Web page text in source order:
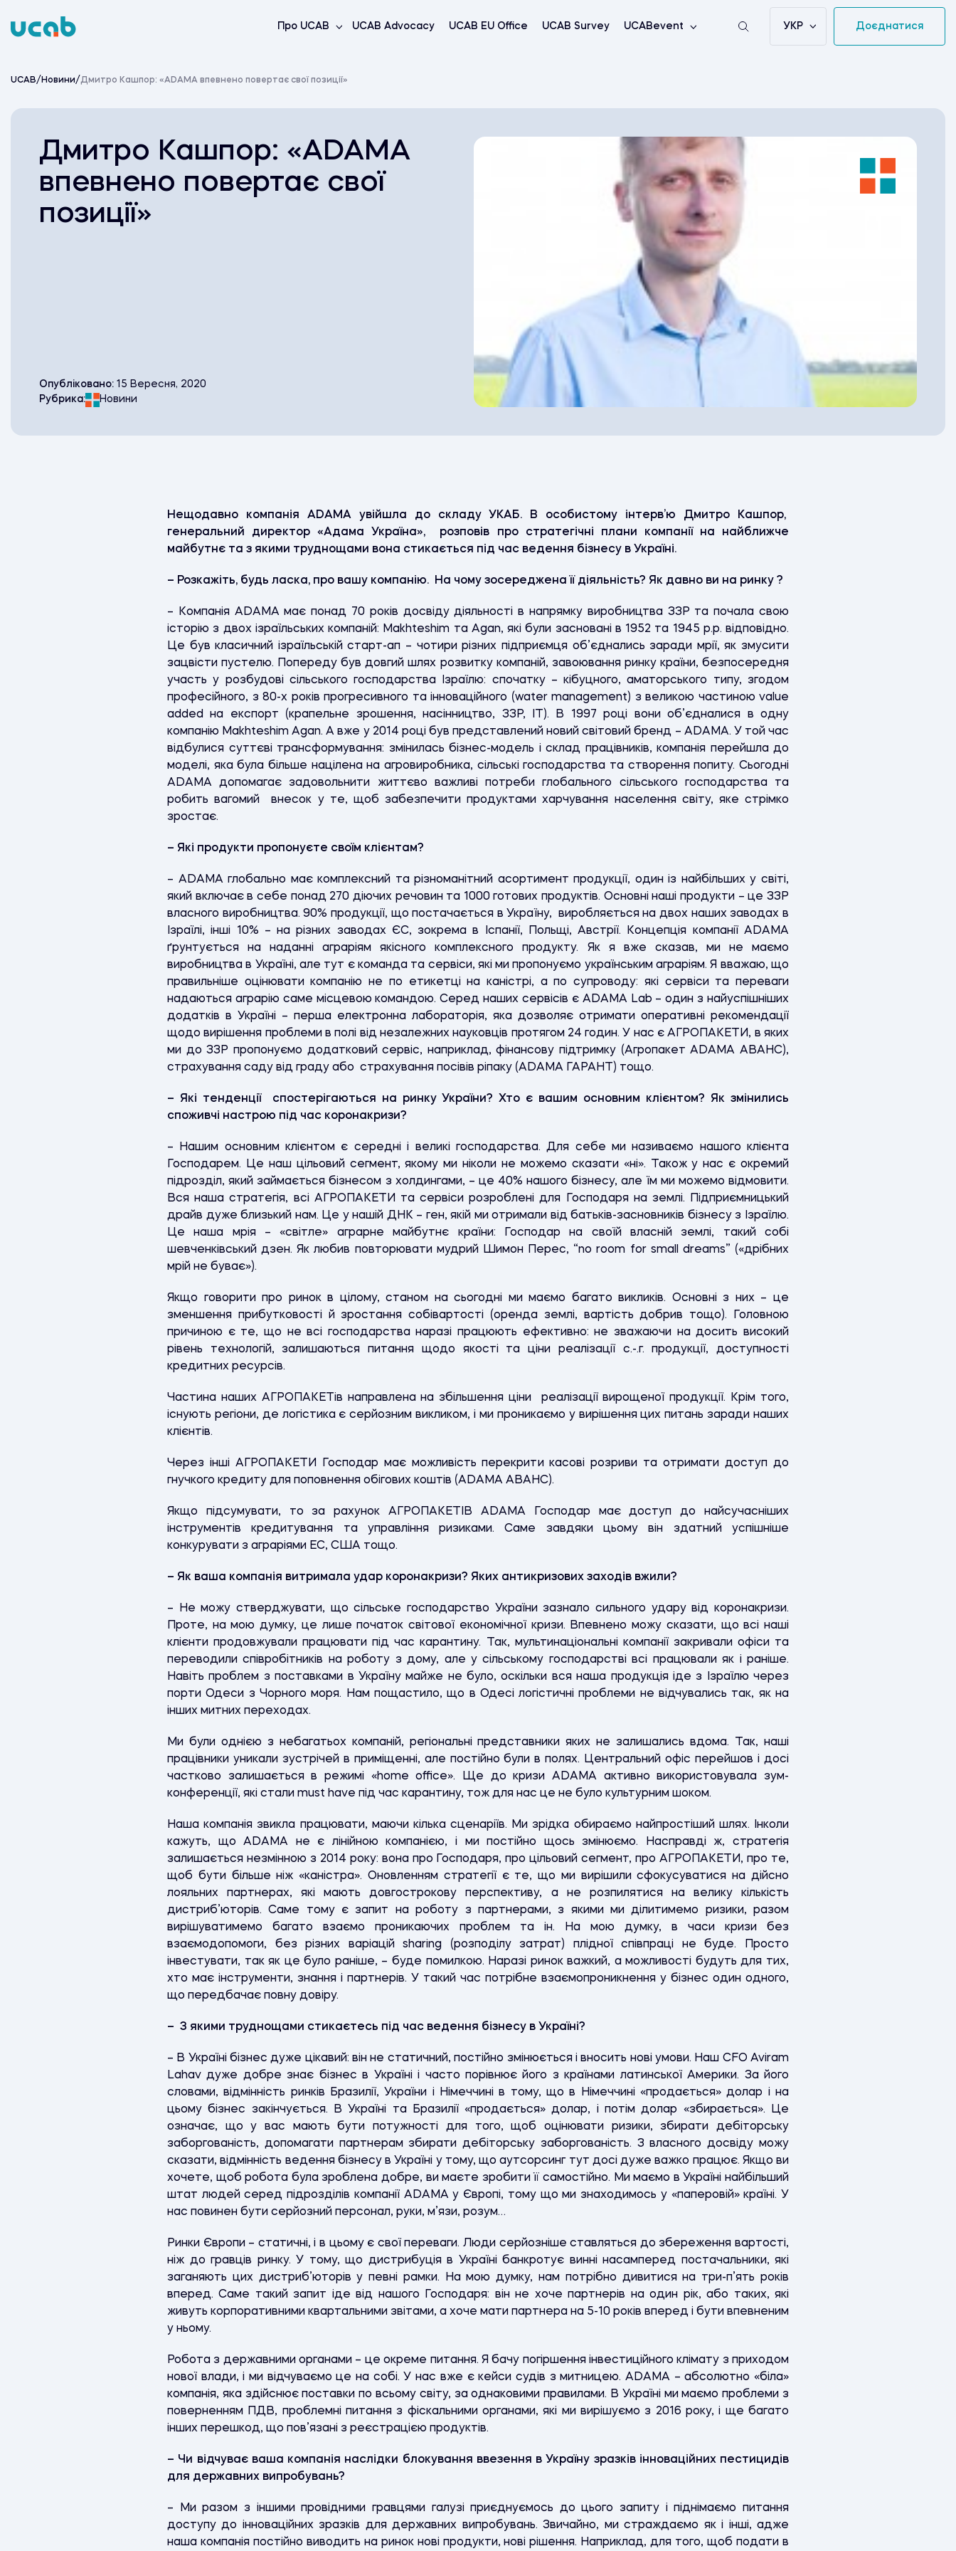
to
Про UCAB UCAB Advocacy UCAB EU Office UCAB Survey UCABevent УКР Доєднатися
UCAB/ Новини/Дмитро Кашпор: «ADAMA впевнено повертає свої позиції»
Дмитро Кашпор: «ADAMA
впевнено повертає свої
позиції»
Опубліковано: 15 Вересня, 2020
Рубрика:
Новини
Нещодавно компанія ADAMA увійшла до складу УКАБ. В особистому інтерв’ю Дмитро Кашпор,
генеральний директор «Адама Україна», розповів про стратегічні плани компанії на найближче
майбутнє та з якими труднощами вона стикається під час ведення бізнесу в Україні.
– Розкажіть, будь ласка, про вашу компанію. На чому зосереджена її діяльність? Як давно ви на ринку ?
– Компанія ADAMA має понад 70 років досвіду діяльності в напрямку виробництва ЗЗР та почала свою
історію з двох ізраїльських компаній: Makhteshim та Agan, які були засновані в 1952 та 1945 р.р. відповідно.
Це був класичний ізраїльській старт-ап – чотири різних підприємця об’єднались заради мрії, як змусити
зацвісти пустелю. Попереду був довгий шлях розвитку компаній, завоювання ринку країни, безпосередня
участь у розбудові сільського господарства Ізраїлю: спочатку – кібуцного, аматорського типу, згодом
професійного, з 80-х років прогресивного та інноваційного (water management) з великою частиною value
added на експорт (крапельне зрошення, насінництво, ЗЗР, IT). В 1997 році вони об’єдналися в одну
компанію Makhteshim Agan. А вже у 2014 році був представлений новий світовий бренд – ADAMA. У той час
відбулися суттєві трансформування: змінилась бізнес-модель і склад працівників, компанія перейшла до
моделі, яка була більше націлена на агровиробника, сільські господарства та створення попиту. Сьогодні
ADAMA допомагає задовольнити життєво важливі потреби глобального сільського господарства та
робить вагомий внесок у те, щоб забезпечити продуктами харчування населення світу, яке стрімко
зростає.
– Які продукти пропонуєте своїм клієнтам?
– ADAMA глобально має комплексний та різноманітний асортимент продукції, один із найбільших у світі,
який включає в себе понад 270 діючих речовин та 1000 готових продуктів. Основні наші продукти – це ЗЗР
власного виробництва. 90% продукції, що постачається в Україну, виробляється на двох наших заводах в
Ізраїлі, інші 10% – на різних заводах ЄС, зокрема в Іспанії, Польщі, Австрії. Концепція компанії ADAMA
ґрунтується на наданні аграріям якісного комплексного продукту. Як я вже сказав, ми не маємо
виробництва в Україні, але тут є команда та сервіси, які ми пропонуємо українським аграріям. Я вважаю, що
правильніше оцінювати компанію не по етикетці на каністрі, а по супроводу: які сервіси та переваги
надаються аграрію саме місцевою командою. Серед наших сервісів є ADAMA Lab – один з найуспішніших
додатків в Україні – перша електронна лабораторія, яка дозволяє отримати оперативні рекомендації
щодо вирішення проблеми в полі від незалежних науковців протягом 24 годин. У нас є АГРОПАКЕТИ, в яких
ми до ЗЗР пропонуємо додатковий сервіс, наприклад, фінансову підтримку (Агропакет ADAMA АВАНС),
страхування саду від граду або страхування посівів ріпаку (ADAMA ГАРАНТ) тощо.
– Які тенденції спостерігаються на ринку України? Хто є вашим основним клієнтом? Як змінились
споживчі настрою під час коронакризи?
– Нашим основним клієнтом є середні і великі господарства. Для себе ми називаємо нашого клієнта
Господарем. Це наш цільовий сегмент, якому ми ніколи не можемо сказати «ні». Також у нас є окремий
підрозділ, який займається бізнесом з холдингами, – це 40% нашого бізнесу, але їм ми можемо відмовити.
Вся наша стратегія, всі АГРОПАКЕТИ та сервіси розроблені для Господаря на землі. Підприємницький
драйв дуже близький нам. Це у нашій ДНК – ген, якій ми отримали від батьків-засновників бізнесу з Ізраїлю.
Це наша мрія – «світле» аграрне майбутнє країни: Господар на своїй власній землі, такий собі
шевченківський дзен. Як любив повторювати мудрий Шимон Перес, “no room for small dreams” («дрібних
мрій не буває»).
Якщо говорити про ринок в цілому, станом на сьогодні ми маємо багато викликів. Основні з них – це
зменшення прибутковості й зростання собівартості (оренда землі, вартість добрив тощо). Головною
причиною є те, що не всі господарства наразі працюють ефективно: не зважаючи на досить високий
рівень технологій, залишаються питання щодо якості та ціни реалізації с.-.г. продукції, доступності
кредитних ресурсів.
Частина наших АГРОПАКЕТів направлена на збільшення ціни реалізації вирощеної продукції. Крім того,
існують регіони, де логістика є серйозним викликом, і ми проникаємо у вирішення цих питань заради наших
клієнтів.
Через інші АГРОПАКЕТИ Господар має можливість перекрити касові розриви та отримати доступ до
гнучкого кредиту для поповнення обігових коштів (ADAMA АВАНС).
Якщо підсумувати, то за рахунок АГРОПАКЕТІВ ADAMA Господар має доступ до найсучасніших
інструментів кредитування та управління ризиками. Саме завдяки цьому він здатний успішніше
конкурувати з аграріями ЕС, США тощо.
– Як ваша компанія витримала удар коронакризи? Яких антикризових заходів вжили?
– Не можу стверджувати, що сільське господарство України зазнало сильного удару від коронакризи.
Проте, на мою думку, це лише початок світової економічної кризи. Впевнено можу сказати, що всі наші
клієнти продовжували працювати під час карантину. Так, мультинаціональні компанії закривали офіси та
переводили співробітників на роботу з дому, але у сільському господарстві всі працювали як і раніше.
Навіть проблем з поставками в Україну майже не було, оскільки вся наша продукція іде з Ізраїлю через
порти Одеси з Чорного моря. Нам пощастило, що в Одесі логістичні проблеми не відчувались так, як на
інших митних переходах.
Ми були однією з небагатьох компаній, регіональні представники яких не залишались вдома. Так, наші
працівники уникали зустрічей в приміщенні, але постійно були в полях. Центральний офіс перейшов і досі
частково залишається в режимі «home office». Ще до кризи ADAMA активно використовувала зум-
конференції, які стали must have під час карантину, тож для нас це не було культурним шоком.
Наша компанія звикла працювати, маючи кілька сценаріїв. Ми зрідка обираємо найпростіший шлях. Інколи
кажуть, що ADAMA не є лінійною компанією, і ми постійно щось змінюємо. Насправді ж, стратегія
залишається незмінною з 2014 року: вона про Господаря, про цільовий сегмент, про АГРОПАКЕТИ, про те,
щоб бути більше ніж «каністра». Оновленням стратегії є те, що ми вирішили сфокусуватися на дійсно
лояльних партнерах, які мають довгострокову перспективу, а не розпилятися на велику кількість
дистриб’юторів. Саме тому є запит на роботу з партнерами, з якими ми ділитимемо ризики, разом
вирішуватимемо багато взаємо проникаючих проблем та ін. На мою думку, в часи кризи без
взаємодопомоги, без різних варіацій sharing (розподілу затрат) плідної співпраці не буде. Просто
інвестувати, так як це було раніше, – буде помилкою. Наразі ринок важкий, а можливості будуть для тих,
хто має інструменти, знання і партнерів. У такий час потрібне взаємопроникнення у бізнес один одного,
що передбачає повну довіру.
– З якими труднощами стикаєтесь під час ведення бізнесу в Україні?
– В Україні бізнес дуже цікавий: він не статичний, постійно змінюється і вносить нові умови. Наш CFO Aviram
Lahav дуже добре знає бізнес в Україні і часто порівнює його з країнами латинської Америки. За його
словами, відмінність ринків Бразилії, України і Німеччині в тому, що в Німеччині «продається» долар і на
цьому бізнес закінчується. В Україні та Бразилії «продається» долар, і потім долар «збирається». Це
означає, що у вас мають бути потужності для того, щоб оцінювати ризики, збирати дебіторську
заборгованість, допомагати партнерам збирати дебіторську заборгованість. З власного досвіду можу
сказати, відмінність ведення бізнесу в Україні у тому, що аутсорсинг тут досі дуже важко працює. Якщо ви
хочете, щоб робота була зроблена добре, ви маєте зробити її самостійно. Ми маємо в Україні найбільший
штат людей серед підрозділів компанії ADAMA у Європі, тому що ми знаходимось у «паперовій» країні. У
нас повинен бути серйозний персонал, руки, м’язи, розум…
Ринки Європи – статичні, і в цьому є свої переваги. Люди серйозніше ставляться до збереження вартості,
ніж до гравців ринку. У тому, що дистрибуція в Україні банкротує винні насамперед постачальники, які
заганяють цих дистриб’юторів у певні рамки. На мою думку, нам потрібно дивитися на три-п’ять років
вперед. Саме такий запит іде від нашого Господаря: він не хоче партнерів на один рік, або таких, які
живуть корпоративними квартальними звітами, а хоче мати партнера на 5-10 років вперед і бути впевненим
у ньому.
Робота з державними органами – це окреме питання. Я бачу погіршення інвестиційного клімату з приходом
нової влади, і ми відчуваємо це на собі. У нас вже є кейси судів з митницею. ADAMA – абсолютно «біла»
компанія, яка здійснює поставки по всьому світу, за однаковими правилами. В Україні ми маємо проблеми з
поверненням ПДВ, проблемні питання з фіскальними органами, які ми вирішуємо з 2016 року, і ще багато
інших перешкод, що пов’язані з реєстрацією продуктів.
– Чи відчуває ваша компанія наслідки блокування ввезення в Україну зразків інноваційних пестицидів
для державних випробувань?
– Ми разом з іншими провідними гравцями галузі приєднуємось до цього запиту і піднімаємо питання
доступу до інноваційних зразків для державних випробувань. Звичайно, ми страждаємо як і інші, адже
наша компанія постійно виводить на ринок нові продукти, нові рішення. Наприклад, для того, щоб подати в